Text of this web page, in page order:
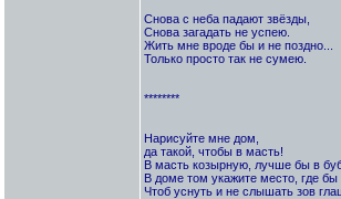
Снова с неба падают звёзды,
Снова загадать не успею.
Жить мне вроде бы и не поздно...
Только просто так не сумею.
********
Нарисуйте мне дом,
да такой, чтобы в масть!
В масть козырную, лучше бы в
В доме том укажите место, где бы
Чтоб уснуть и не слышать зов